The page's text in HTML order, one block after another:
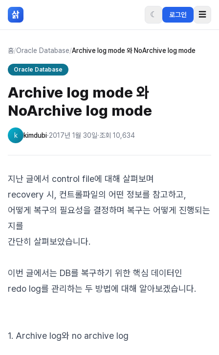
본문 바로가기
삵 ☾ 로그인 ☰
홈/Oracle Database/Archive log mode 와 NoArchive log mode
Oracle Database
Archive log mode 와
NoArchive log mode
k kimdubi·2017년 1월 30일·조회 10,634
지난 글에서 control file에 대해 살펴보며
recovery 시, 컨트롤파일의 어떤 정보를 참고하고,
어떻게 복구의 필요성을 결정하며 복구는 어떻게 진행되는
지를
간단히 살펴보았습니다.
이번 글에서는 DB를 복구하기 위한 핵심 데이터인
redo log를 관리하는 두 방법에 대해 알아보겠습니다.
1. Archive log와 no archive log